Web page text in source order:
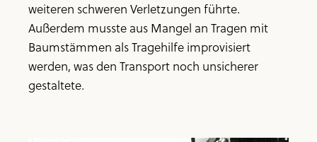
weiteren schweren Verletzungen führte.
Außerdem musste aus Mangel an Tragen mit
Baumstämmen als Tragehilfe improvisiert
werden, was den Transport noch unsicherer
gestaltete.